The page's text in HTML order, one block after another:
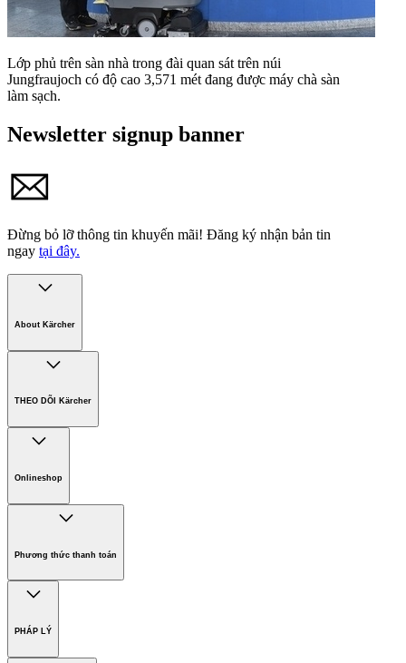
Lớp phủ trên sàn nhà trong đài quan sát trên núi
Jungfraujoch có độ cao 3,571 mét đang được máy chà sàn
làm sạch.
Newsletter signup banner
Đừng bỏ lỡ thông tin khuyến mãi! Đăng ký nhận bản tin
ngay tại đây.
About Kärcher
Công ty Karcher
Tuyển dụng
Phát triển bền vững
Chính sách bảo hành các sản phẩm
THEO DÕI Kärcher
Onlineshop
Phương thức thanh toán
Phương thức thanh toán
PHÁP LÝ